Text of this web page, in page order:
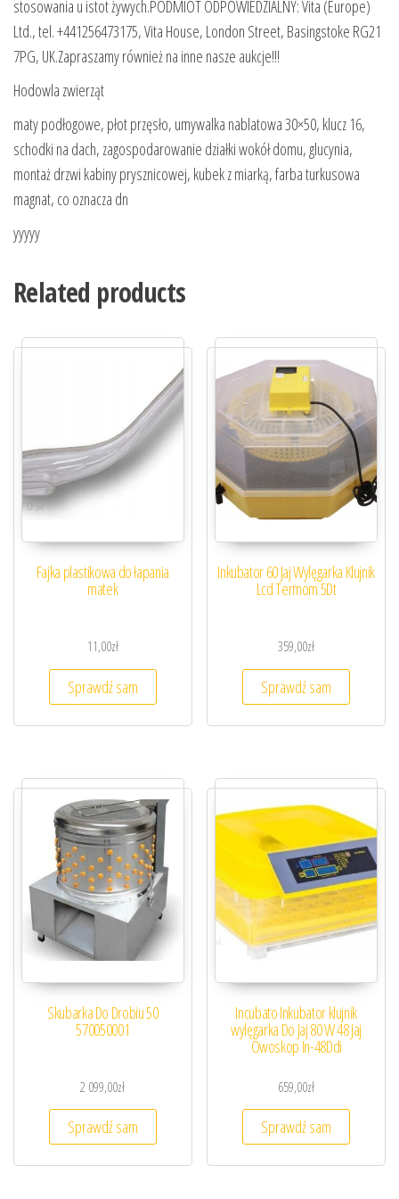
stosowania u istot żywych.PODMIOT ODPOWIEDZIALNY: Vita (Europe)
Ltd., tel. +441256473175, Vita House, London Street, Basingstoke RG21
7PG, UK.Zapraszamy również na inne nasze aukcje!!!
Hodowla zwierząt
maty podłogowe, płot przęsło, umywalka nablatowa 30×50, klucz 16,
schodki na dach, zagospodarowanie działki wokół domu, glucynia,
montaż drzwi kabiny prysznicowej, kubek z miarką, farba turkusowa
magnat, co oznacza dn
yyyyy
Related products
Fajka plastikowa do łapania
matek
11,00zł
Sprawdź sam
Inkubator 60 Jaj Wylęgarka Klujnik
Lcd Termom 5Dt
359,00zł
Sprawdź sam
Skubarka Do Drobiu 50
570050001
2 099,00zł
Sprawdź sam
Incubato Inkubator klujnik
wylęgarka Do Jaj 80 W 48 Jaj
Owoskop In-48Ddi
659,00zł
Sprawdź sam